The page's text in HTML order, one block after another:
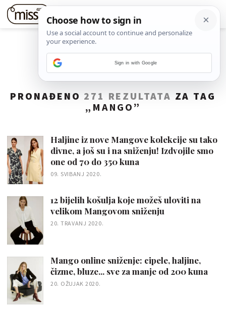
PRONAĐENO 271 REZULTATA ZA TAG
„ MANGO ”
Haljine iz nove Mangove kolekcije su tako
divne, a još su i na sniženju! Izdvojile smo
one od 70 do 350 kuna
09. SVIBANJ 2020.
12 bijelih košulja koje možeš uloviti na
velikom Mangovom sniženju
20. TRAVANJ 2020.
Mango online sniženje: cipele, haljine,
čizme, bluze... sve za manje od 200 kuna
20. OŽUJAK 2020.
Sign in with Google